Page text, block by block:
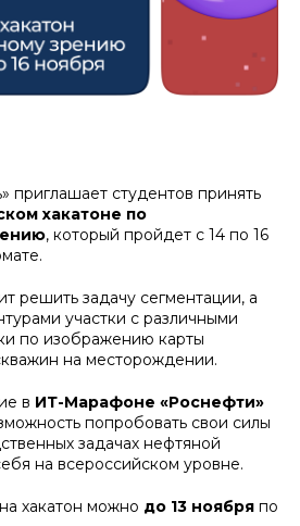
приглашает студентов принять
хакатоне по
, который пройдет с 14 по 16
решить задачу сегментации, а
участки с различными
по изображению карты
на месторождении.
в ИТ-Марафоне «Роснефти»
попробовать свои силы
задачах нефтяной
на всероссийском уровне.
хакатон можно до 13 ноября по